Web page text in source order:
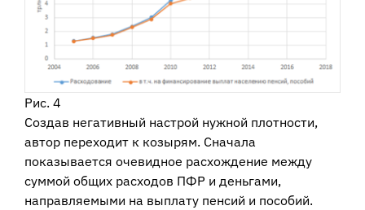
Рис. 4
Создав негативный настрой нужной плотности,
автор переходит к козырям. Сначала
показывается очевидное расхождение между
суммой общих расходов ПФР и деньгами,
направляемыми на выплату пенсий и пособий.